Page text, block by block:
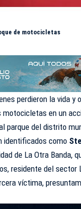
de motocicletas
perdieron la vida
en un
parque del distrito
identificados como
de La Otra Banda,
residente del sector
víctima,